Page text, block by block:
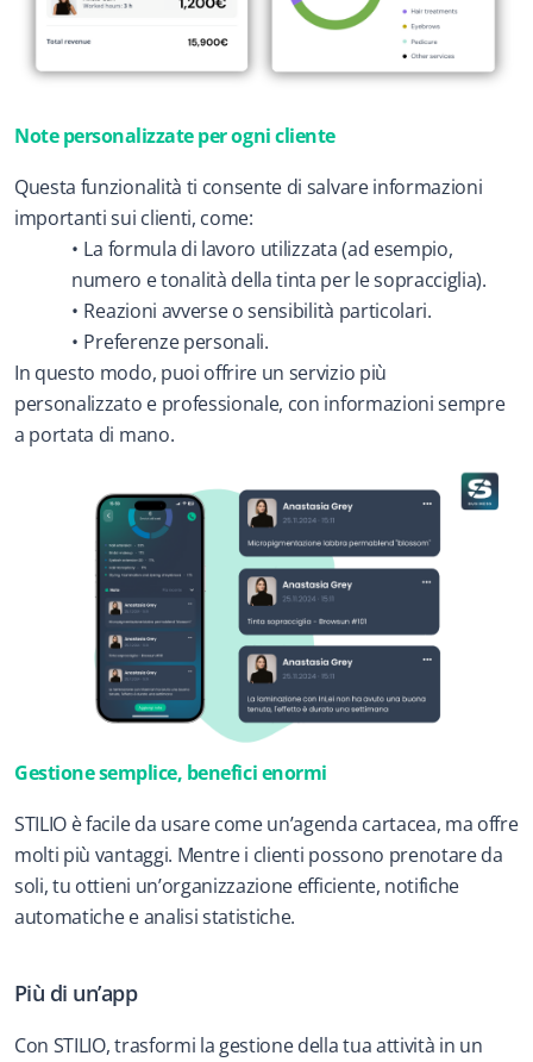
Note personalizzate per ogni cliente
Questa funzionalità ti consente di salvare informazioni
importanti sui clienti, come:
La formula di lavoro utilizzata (ad esempio,
numero e tonalità della tinta per le sopracciglia).
Reazioni avverse o sensibilità particolari.
Preferenze personali.
In questo modo, puoi offrire un servizio più
personalizzato e professionale, con informazioni sempre
a portata di mano.
Gestione semplice, benefici enormi
STILIO è facile da usare come un’agenda cartacea, ma offre
molti più vantaggi. Mentre i clienti possono prenotare da
soli, tu ottieni un’organizzazione efficiente, notifiche
automatiche e analisi statistiche.
Più di un’app
Con STILIO, trasformi la gestione della tua attività in un